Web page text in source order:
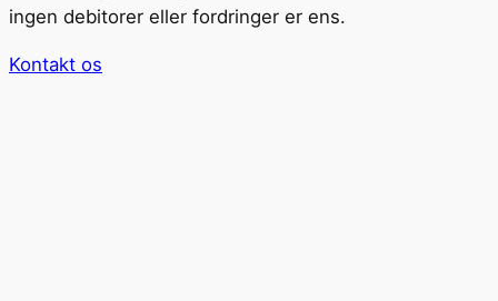
ingen debitorer eller fordringer er ens.
Kontakt os